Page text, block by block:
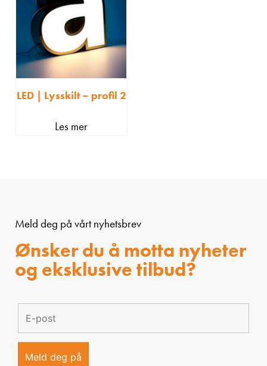
LED | Lysskilt – profil 2
Les mer
Meld deg på vårt nyhetsbrev
Ønsker du å motta nyheter
og eksklusive tilbud?